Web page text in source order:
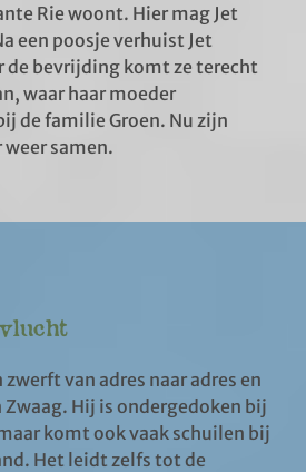
Rie woont. Hier mag Jet
een poosje verhuist Jet
de bevrijding komt ze terecht
waar haar moeder
de familie Groen. Nu zijn
samen.
van adres naar adres en
Zwaag. Hij is ondergedoken bij
komt ook vaak schuilen bij
Het leidt zelfs tot de